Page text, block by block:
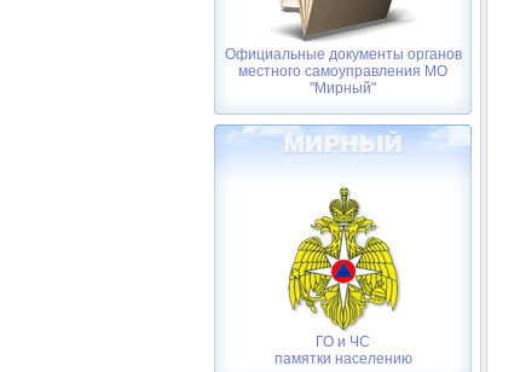
Официальные документы органов
местного самоуправления МО
"Мирный"
ГО и ЧС
памятки населению